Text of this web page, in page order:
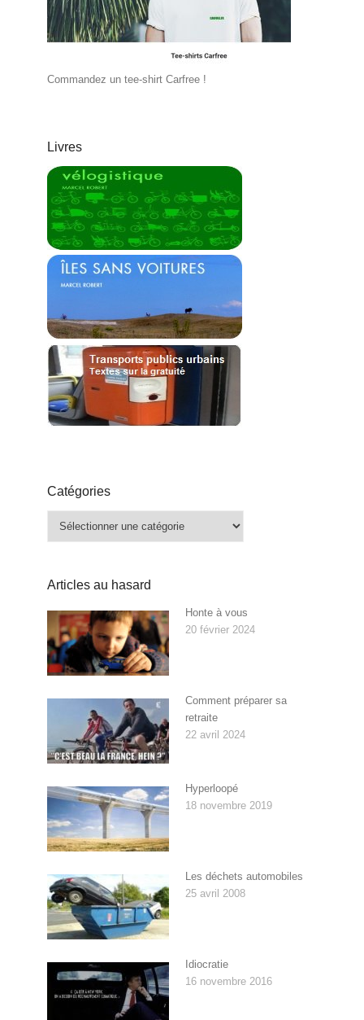
Commandez un tee-shirt Carfree !
Livres
Catégories
Catégories
Articles au hasard
Honte à vous
20 février 2024
Comment préparer sa
retraite
22 avril 2024
Hyperloopé
18 novembre 2019
Les déchets automobiles
25 avril 2008
Idiocratie
16 novembre 2016